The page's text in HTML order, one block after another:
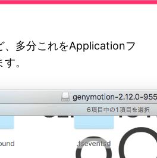
、多分これをApplicationフ
。